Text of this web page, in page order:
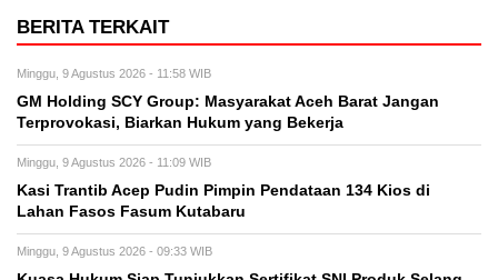
BERITA TERKAIT
Minggu, 9 Agustus 2026 - 11:58 WIB
GM Holding SCY Group: Masyarakat Aceh Barat Jangan
Terprovokasi, Biarkan Hukum yang Bekerja
Minggu, 9 Agustus 2026 - 11:09 WIB
Kasi Trantib Acep Pudin Pimpin Pendataan 134 Kios di
Lahan Fasos Fasum Kutabaru
Minggu, 9 Agustus 2026 - 09:33 WIB